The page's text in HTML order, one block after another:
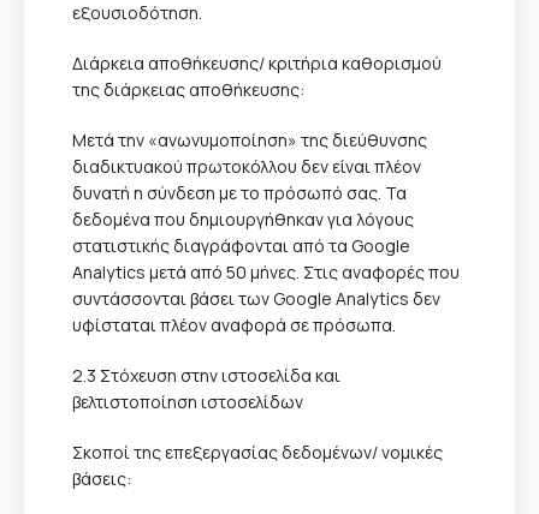
εξουσιοδότηση.
Διάρκεια αποθήκευσης/ κριτήρια καθορισμού
της διάρκειας αποθήκευσης:
Μετά την «ανωνυμοποίηση» της διεύθυνσης
διαδικτυακού πρωτοκόλλου δεν είναι πλέον
δυνατή η σύνδεση με το πρόσωπό σας. Τα
δεδομένα που δημιουργήθηκαν για λόγους
στατιστικής διαγράφονται από τα Google
Analytics μετά από 50 μήνες. Στις αναφορές που
συντάσσονται βάσει των Google Analytics δεν
υφίσταται πλέον αναφορά σε πρόσωπα.
2.3 Στόχευση στην ιστοσελίδα και
βελτιστοποίηση ιστοσελίδων
Σκοποί της επεξεργασίας δεδομένων/ νομικές
βάσεις: